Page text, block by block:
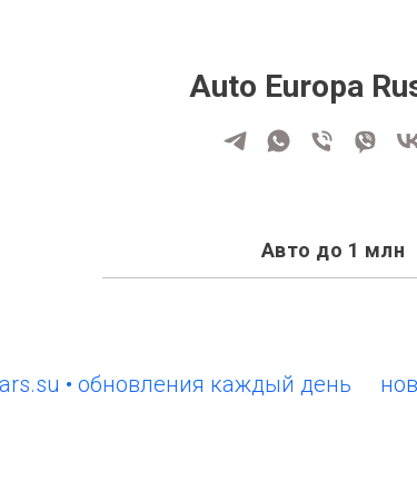
Auto Europa
Авто до 1 млн
• обновления каждый день новый